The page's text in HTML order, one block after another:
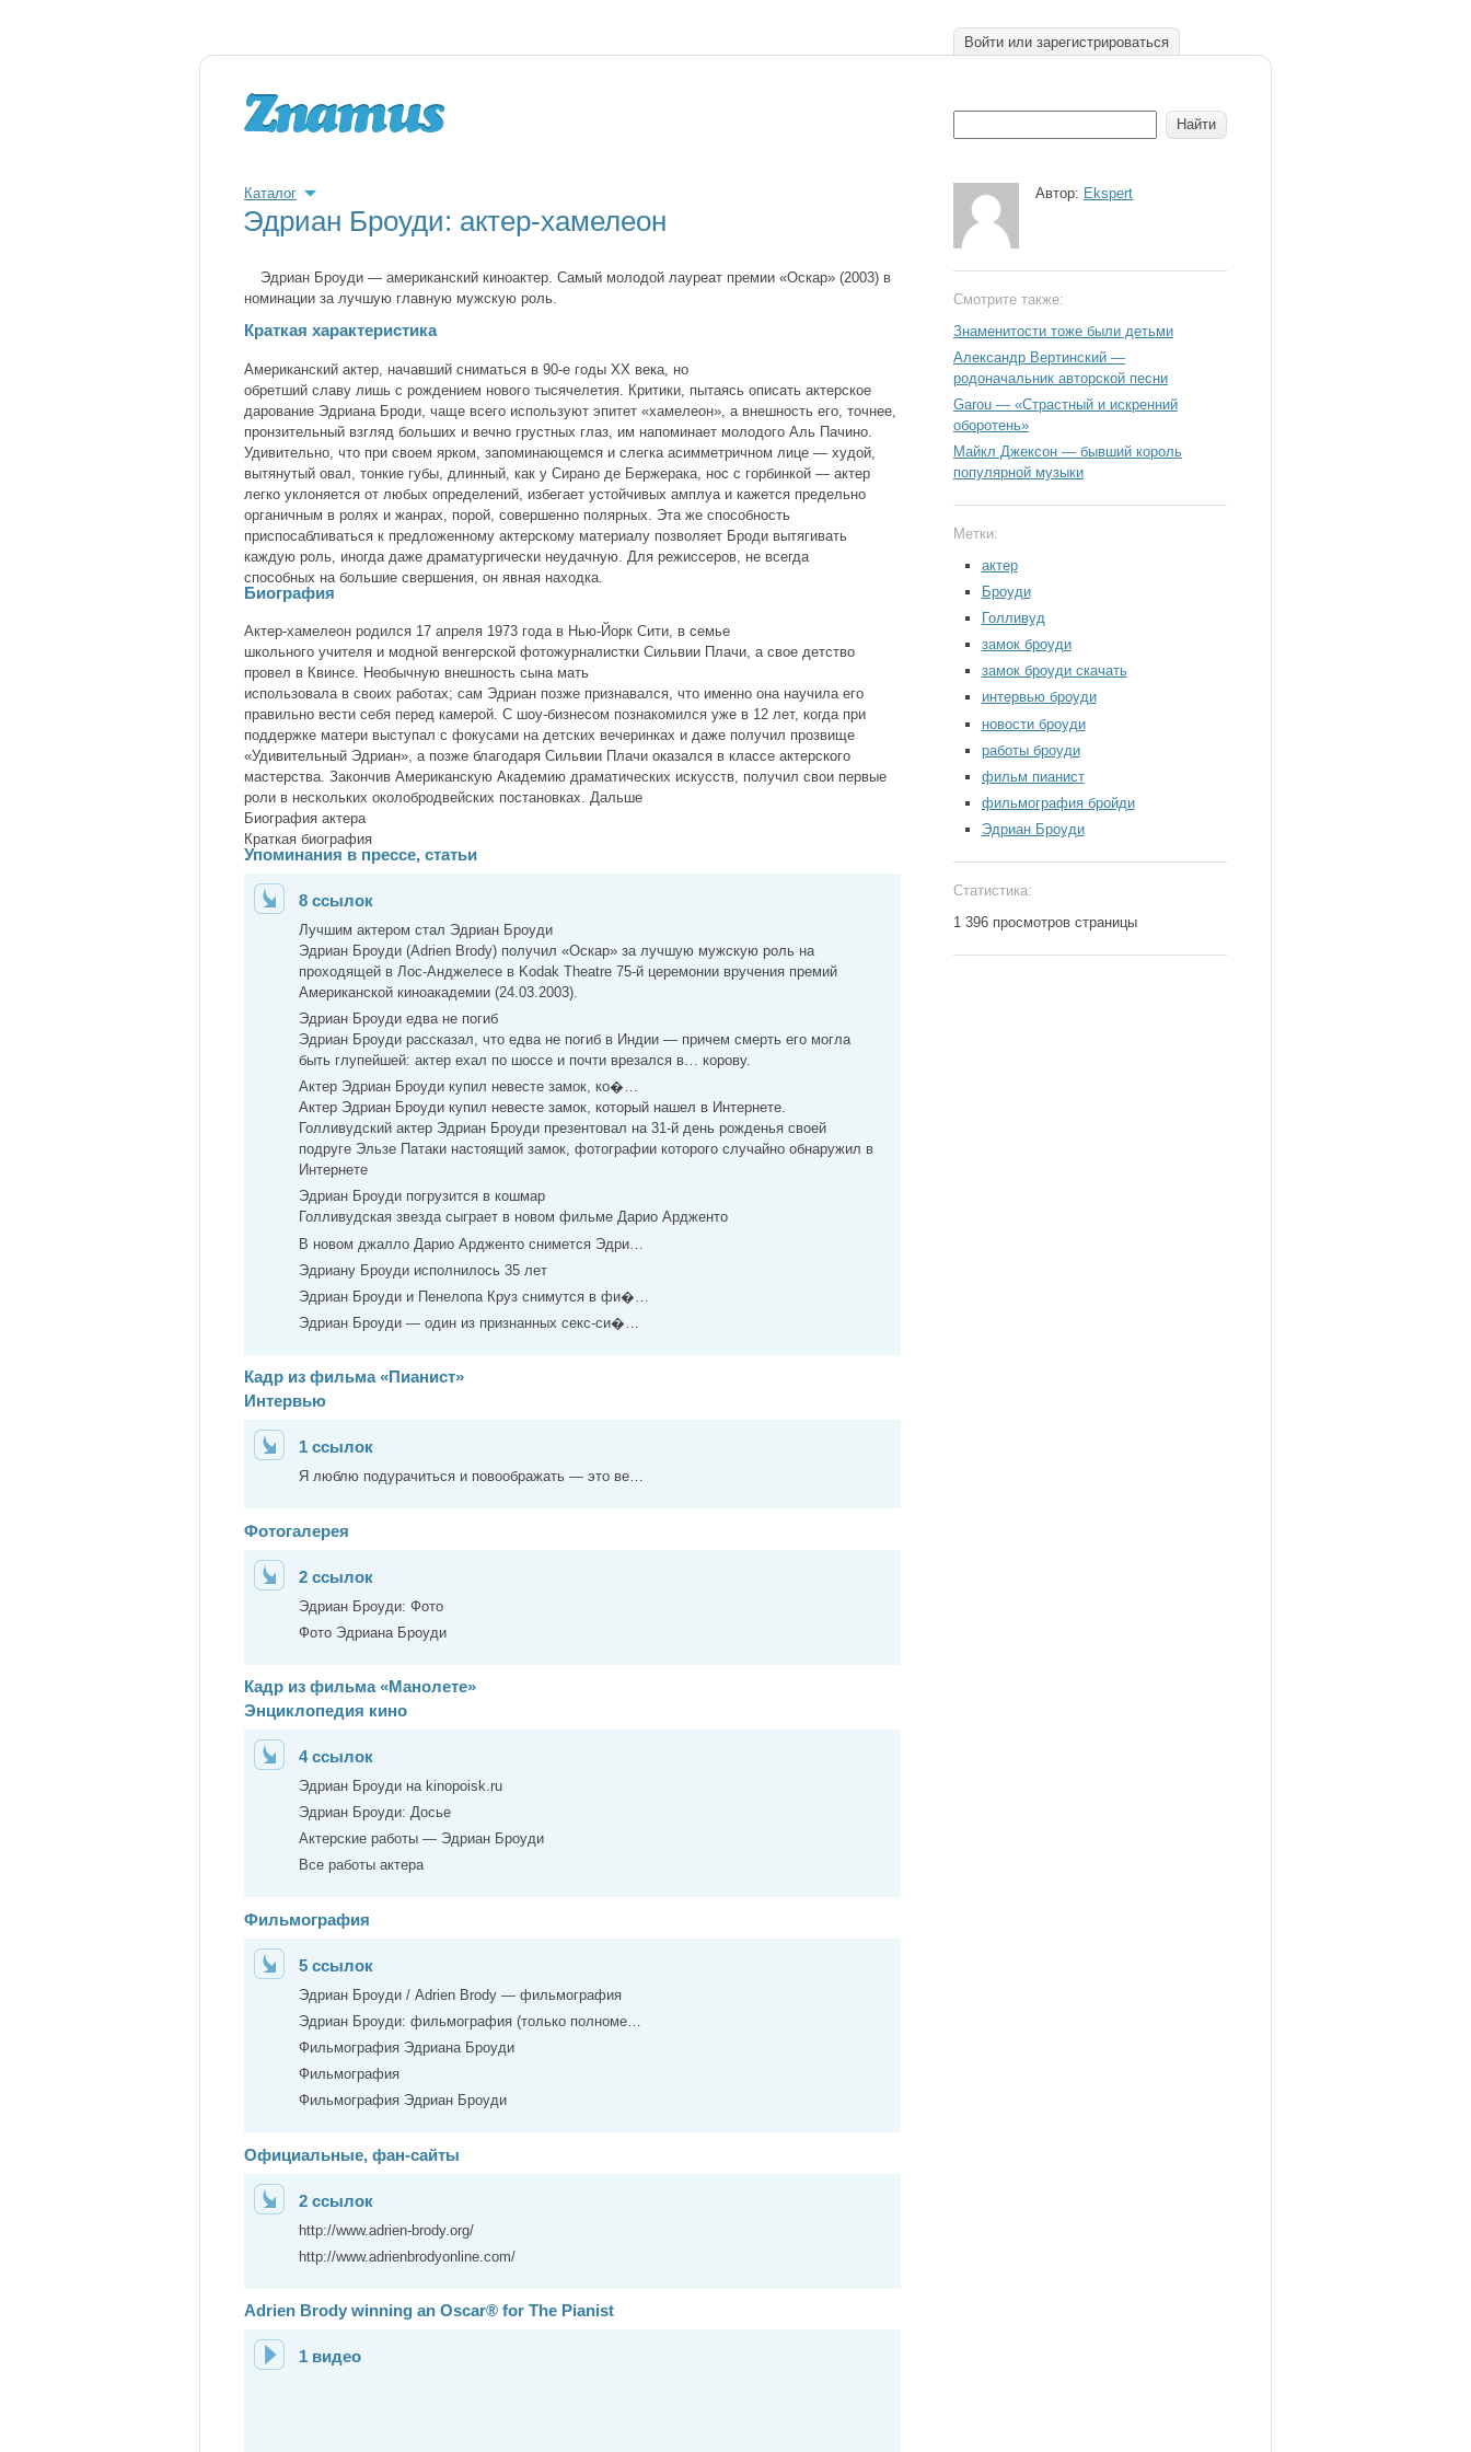
Войти или зарегистрироваться
Каталог
Эдриан Броуди: актер-хамелеон
Эдриан Броуди — американский киноактер. Самый молодой лауреат премии «Оскар» (2003) в
номинации за лучшую главную мужскую роль.
Краткая характеристика
Американский актер, начавший сниматься в 90-е годы ХХ века, но
обретший славу лишь с рождением нового тысячелетия. Критики, пытаясь описать актерское
дарование Эдриана Броди, чаще всего используют эпитет «хамелеон», а внешность его, точнее,
пронзительный взгляд больших и вечно грустных глаз, им напоминает молодого Аль Пачино.
Удивительно, что при своем ярком, запоминающемся и слегка асимметричном лице — худой,
вытянутый овал, тонкие губы, длинный, как у Сирано де Бержерака, нос с горбинкой — актер
легко уклоняется от любых определений, избегает устойчивых амплуа и кажется предельно
органичным в ролях и жанрах, порой, совершенно полярных. Эта же способность
приспосабливаться к предложенному актерскому материалу позволяет Броди вытягивать
каждую роль, иногда даже драматургически неудачную. Для режиссеров, не всегда
способных на большие свершения, он явная находка.
Биография
Актер-хамелеон родился 17 апреля 1973 года в Нью-Йорк Сити, в семье
школьного учителя и модной венгерской фотожурналистки Сильвии Плачи, а свое детство
провел в Квинсе. Необычную внешность сына мать
использовала в своих работах; сам Эдриан позже признавался, что именно она научила его
правильно вести себя перед камерой. С шоу-бизнесом познакомился уже в 12 лет, когда при
поддержке матери выступал с фокусами на детских вечеринках и даже получил прозвище
«Удивительный Эдриан», а позже благодаря Сильвии Плачи оказался в классе актерского
мастерства. Закончив Американскую Академию драматических искусств, получил свои первые
роли в нескольких околобродвейских постановках. Дальше
Биография актера
Краткая биография
Упоминания в прессе, статьи
8 ссылок
Лучшим актером стал Эдриан Броуди
Эдриан Броуди (Adrien Brody) получил «Оскар» за лучшую мужскую роль на
проходящей в Лос-Анджелесе в Kodak Theatre 75-й церемонии вручения премий
Американской киноакадемии (24.03.2003).
Эдриан Броуди едва не погиб
Эдриан Броуди рассказал, что едва не погиб в Индии — причем смерть его могла
быть глупейшей: актер ехал по шоссе и почти врезался в… корову.
Актер Эдриан Броуди купил невесте замок, ко�…
Актер Эдриан Броуди купил невесте замок, который нашел в Интернете.
Голливудский актер Эдриан Броуди презентовал на 31-й день рожденья своей
подруге Эльзе Патаки настоящий замок, фотографии которого случайно обнаружил в
Интернете
Эдриан Броуди погрузится в кошмар
Голливудская звезда сыграет в новом фильме Дарио Ардженто
В новом джалло Дарио Ардженто снимется Эдри…
Эдриану Броуди исполнилось 35 лет
Эдриан Броуди и Пенелопа Круз снимутся в фи�…
Эдриан Броуди — один из признанных секс-си�…
Кадр из фильма «Пианист»
Интервью
1 ссылок
Я люблю подурачиться и повоображать — это ве…
Фотогалерея
2 ссылок
Эдриан Броуди: Фото
Фото Эдриана Броуди
Кадр из фильма «Манолете»
Энциклопедия кино
4 ссылок
Эдриан Броуди на kinopoisk.ru
Эдриан Броуди: Досье
Актерские работы — Эдриан Броуди
Все работы актера
Фильмография
5 ссылок
Эдриан Броуди / Adrien Brody — фильмография
Эдриан Броуди: фильмография (только полноме…
Фильмография Эдриана Броуди
Фильмография
Фильмография Эдриан Броуди
Официальные, фан-сайты
2 ссылок
http://www.adrien-brody.org/
http://www.adrienbrodyonline.com/
Adrien Brody winning an Oscar® for The Pianist
1 видео
Автор: Ekspert
Смотрите также:
Знаменитости тоже были детьми
Александр Вертинский —
родоначальник авторской песни
Garou — «Страстный и искренний
оборотень»
Майкл Джексон — бывший король
популярной музыки
Метки:
актер
Броуди
Голливуд
замок броуди
замок броуди скачать
интервью броуди
новости броуди
работы броуди
фильм пианист
фильмография бройди
Эдриан Броуди
Статистика:
1 396 просмотров страницы